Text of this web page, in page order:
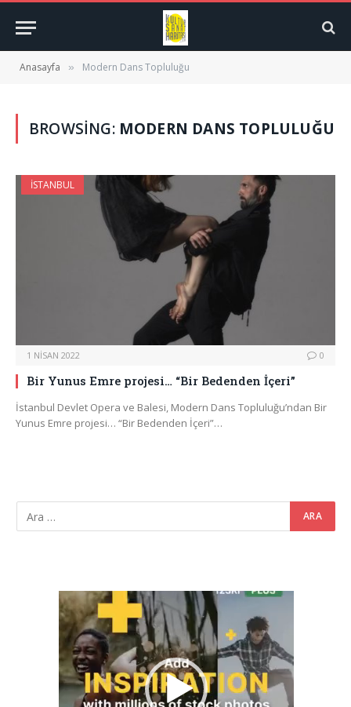
Anasayfa » Modern Dans Topluluğu
BROWSING: MODERN DANS TOPLULUĞU
İSTANBUL
1 NISAN 2022 0
Bir Yunus Emre projesi… “Bir Bedenden İçeri”
İstanbul Devlet Opera ve Balesi, Modern Dans Topluluğu’ndan Bir
Yunus Emre projesi… “Bir Bedenden İçeri”…
Video
oynatıcı